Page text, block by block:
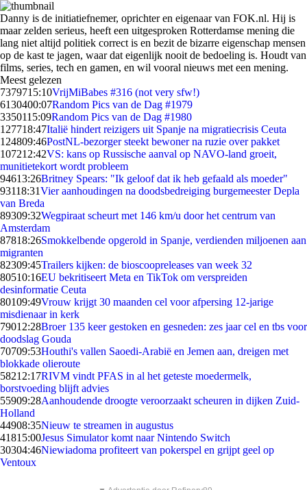
Danny is de initiatiefnemer, oprichter en eigenaar van FOK.nl. Hij is
maar zelden serieus, heeft een uitgesproken Rotterdamse mening die
lang niet altijd politiek correct is en bezit de bizarre eigenschap mensen
op de kast te jagen, waar dat eigenlijk nooit de bedoeling is. Houdt van
films, series, tech en gamen, en wil vooral nieuws met een mening.
Meest gelezen
7379715:10VrijMiBabes #316 (not very sfw!)
6130400:07Random Pics van de Dag #1979
3350115:09Random Pics van de Dag #1980
127718:47Italië hindert reizigers uit Spanje na migratiecrisis Ceuta
124809:46PostNL-bezorger steekt bewoner na ruzie over pakket
107212:42VS: kans op Russische aanval op NAVO-land groeit,
munitietekort wordt probleem
94613:26Britney Spears: "Ik geloof dat ik heb gefaald als moeder"
93118:31Vier aanhoudingen na doodsbedreiging burgemeester Depla
van Breda
89309:32Wegpiraat scheurt met 146 km/u door het centrum van
Amsterdam
87818:26Smokkelbende opgerold in Spanje, verdienden miljoenen aan
migranten
82309:45Trailers kijken: de bioscoopreleases van week 32
80510:16EU bekritiseert Meta en TikTok om verspreiden
desinformatie Ceuta
80109:49Vrouw krijgt 30 maanden cel voor afpersing 12-jarige
misdienaar in kerk
79012:28Broer 135 keer gestoken en gesneden: zes jaar cel en tbs voor
doodslag Gouda
70709:53Houthi's vallen Saoedi-Arabië en Jemen aan, dreigen met
blokkade olieroute
58212:17RIVM vindt PFAS in al het geteste moedermelk,
borstvoeding blijft advies
55909:28Aanhoudende droogte veroorzaakt scheuren in dijken Zuid-
Holland
44908:35Nieuw te streamen in augustus
41815:00Jesus Simulator komt naar Nintendo Switch
30304:46Niewiadoma profiteert van pokerspel en grijpt geel op
Ventoux